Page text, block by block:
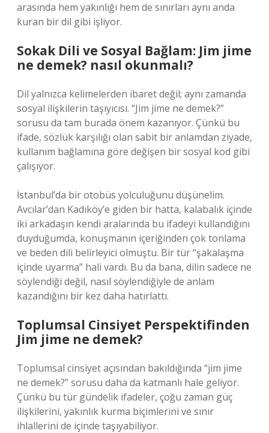
arasında hem yakınlığı hem de sınırları aynı anda
kuran bir dil gibi işliyor.
Sokak Dili ve Sosyal Bağlam: Jim jime
ne demek? nasıl okunmalı?
Dil yalnızca kelimelerden ibaret değil; aynı zamanda
sosyal ilişkilerin taşıyıcısı. “Jim jime ne demek?”
sorusu da tam burada önem kazanıyor. Çünkü bu
ifade, sözlük karşılığı olan sabit bir anlamdan ziyade,
kullanım bağlamına göre değişen bir sosyal kod gibi
çalışıyor.
İstanbul’da bir otobüs yolculuğunu düşünelim.
Avcılar’dan Kadıköy’e giden bir hatta, kalabalık içinde
iki arkadaşın kendi aralarında bu ifadeyi kullandığını
duyduğumda, konuşmanın içeriğinden çok tonlama
ve beden dili belirleyici olmuştu. Bir tür “şakalaşma
içinde uyarma” hali vardı. Bu da bana, dilin sadece ne
söylendiği değil, nasıl söylendiğiyle de anlam
kazandığını bir kez daha hatırlattı.
Toplumsal Cinsiyet Perspektifinden
Jim jime ne demek?
Toplumsal cinsiyet açısından bakıldığında “jim jime
ne demek?” sorusu daha da katmanlı hale geliyor.
Çünkü bu tür gündelik ifadeler, çoğu zaman güç
ilişkilerini, yakınlık kurma biçimlerini ve sınır
ihlallerini de içinde taşıyabiliyor.